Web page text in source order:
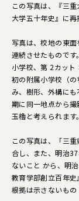
この写真は、『三
大学五十年史』に再
写真は、校地の東
連続させたもので
小学校、第 2カッ
初の附属小学校（
み、樹形、外構に
期に同一地点から
玉櫓と考えられます。
この写真は、「三
合し、また、明治
ないこと から、明
教育学部創立百年
根拠は示さないもの